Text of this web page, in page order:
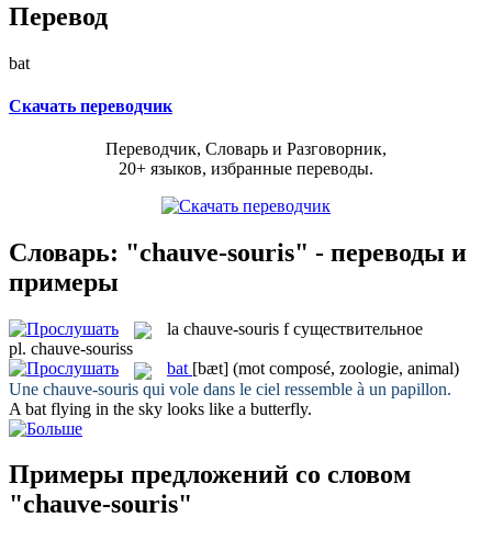
Перевод
bat
Скачать переводчик
Переводчик, Словарь и Разговорник,
20+ языков, избранные переводы.
Словарь: "chauve-souris" - переводы и
примеры
la chauve-souris f существительное
pl. chauve-souriss
bat [bæt] (mot composé, zoologie, animal)
Une chauve-souris qui vole dans le ciel ressemble à un papillon.
A bat flying in the sky looks like a butterfly.
Примеры предложений со словом
"chauve-souris"